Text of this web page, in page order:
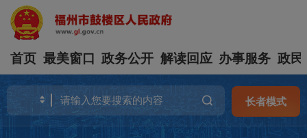
首页 最美窗口 政务公开 解读回应 办事服务 政民
长者模式